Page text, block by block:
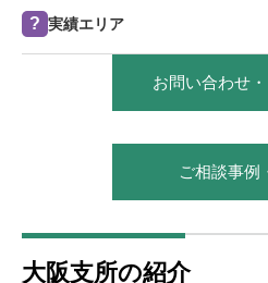
? 実績エリア
京都府 宇治市、京
お問い合わせ
ご相談事例
大阪支所の紹介